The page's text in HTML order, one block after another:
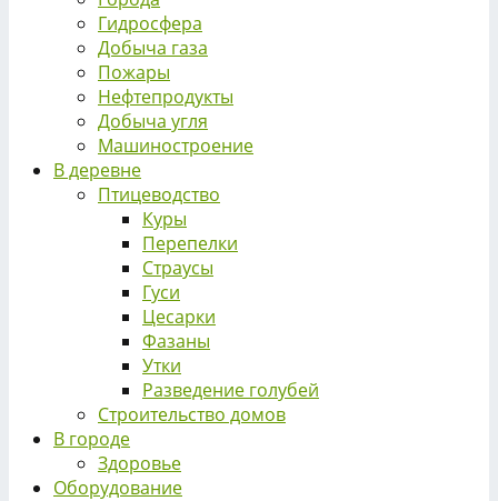
Гидросфера
Добыча газа
Пожары
Нефтепродукты
Добыча угля
Машиностроение
В деревне
Птицеводство
Куры
Перепелки
Страусы
Гуси
Цесарки
Фазаны
Утки
Разведение голубей
Строительство домов
В городе
Здоровье
Оборудование